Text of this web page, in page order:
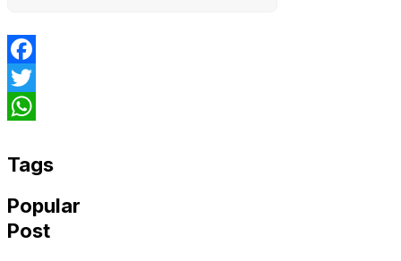
Facebook
Twitter
Tags
Popular
Post